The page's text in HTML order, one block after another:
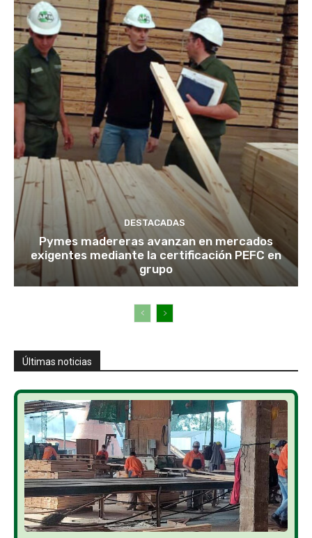
DESTACADAS
Pymes madereras avanzan en mercados
exigentes mediante la certificación PEFC en
grupo
Últimas noticias